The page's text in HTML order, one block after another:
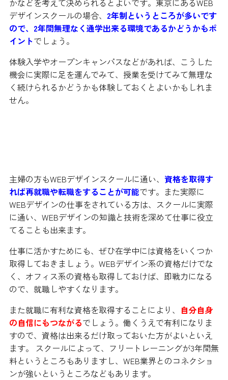
デザインスクールの場合、 2年制というところが多いです
ので、2年間無理なく通学出来る環境であるかどうかもポ
イントでしょう。
体験入学やオープンキャンパスなどがあれば、こうした
機会に実際に足を運んでみて、授業を受けてみて無理な
く続けられるかどうかも体験しておくとよいかもしれま
せん。
主婦の方もWEBデザインスクールに通い、 資格を取得す
れば再就職や転職をすることが可能です。また実際に
WEBデザインの仕事をされている方は、スクールに実際
に通い、WEBデザインの知識と技術を深めて仕事に役立
てることも出来ます。
仕事に活かすためにも、ぜひ在学中には資格をいくつか
取得しておきましょう。WEBデザイン系の資格だけでな
く、オフィス系の資格も取得しておけば、即戦力になる
ので、就職しやすくなります。
また就職に有利な資格を取得することにより、
自分自身
の自信にもつながるでしょう。働くうえで有利になりま
すので、資格は出来るだけ取っておいた方がよいといえ
ます。 スクールによって、フリートレーニングが3年間無
料というところもありますし、WEB業界とのコネクショ
ンが強いというところなどもあります。